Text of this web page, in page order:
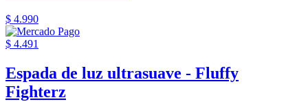
$ 4.990
$ 4.491
Espada de luz ultrasuave - Fluffy
Fighterz